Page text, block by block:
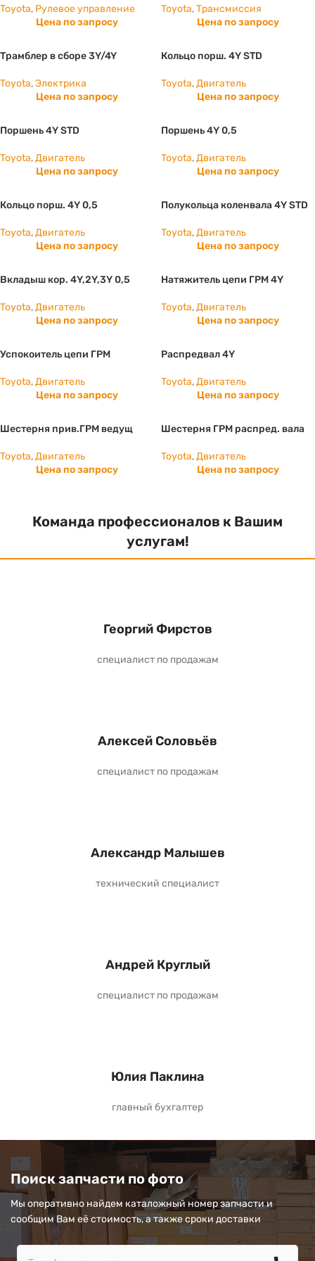
Toyota, Рулевое управление
Цена по запросу
Toyota,Трансмиссия
Цена по запросу
Трамблер в сборе 3Y/4Y
Toyota,Электрика
Цена по запросу
Кольцо порш. 4Y STD
Toyota,Двигатель
Цена по запросу
Поршень 4Y STD
Toyota,Двигатель
Цена по запросу
Поршень 4Y 0,5
Toyota,Двигатель
Цена по запросу
Кольцо порш. 4Y 0,5
Toyota,Двигатель
Цена по запросу
Полукольца коленвала 4Y STD
Toyota,Двигатель
Цена по запросу
Вкладыш кор. 4Y,2Y,3Y 0,5
Toyota,Двигатель
Цена по запросу
Натяжитель цепи ГРМ 4Y
Toyota,Двигатель
Цена по запросу
Успокоитель цепи ГРМ
Toyota,Двигатель
Цена по запросу
Распредвал 4Y
Toyota,Двигатель
Цена по запросу
Шестерня прив.ГРМ ведущ
Toyota,Двигатель
Цена по запросу
Шестерня ГРМ распред. вала
Toyota,Двигатель
Цена по запросу
Команда профессионалов к Вашим
услугам!
Георгий Фирстов
специалист по продажам
Алексей Соловьёв
специалист по продажам
Александр Малышев
технический специалист
Андрей Круглый
специалист по продажам
Юлия Паклина
главный бухгалтер
Поиск запчасти по фото
Мы оперативно найдем каталожный номер запчасти и
сообщим Вам её стоимость, а также сроки доставки